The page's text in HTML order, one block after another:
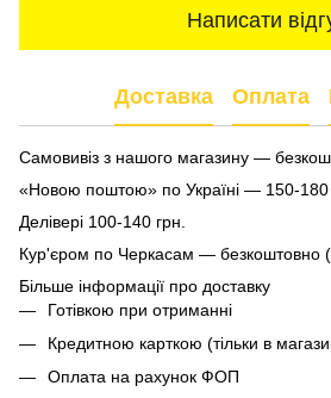
Написати
Доставка Оплата
Самовивіз з нашого магазину —
«Новою поштою» по Україні — 150-180
Делівері 100-140 грн.
Кур'єром по Черкасам — безкоштовно
Більше інформації про доставку
Готівкою при отриманні
Кредитною карткою (тільки в
Оплата на рахунок ФОП